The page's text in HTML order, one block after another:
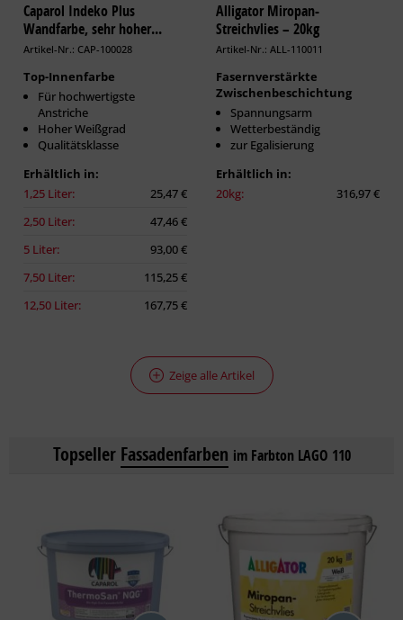
Caparol Indeko Plus
Wandfarbe, sehr hoher...
Artikel-Nr.: CAP-100028
Top-Innenfarbe
Für hochwertigste
Anstriche
Hoher Weißgrad
Qualitätsklasse
Erhältlich in:
1,25 Liter:
25,47 €
2,50 Liter:
47,46 €
5 Liter:
93,00 €
7,50 Liter:
115,25 €
12,50 Liter:
167,75 €
Alligator Miropan-
Streichvlies – 20kg
Artikel-Nr.: ALL-110011
Fasernverstärkte
Zwischenbeschichtung
Spannungsarm
Wetterbeständig
zur Egalisierung
Erhältlich in:
20kg:
316,97 €
Zeige alle Artikel
Topseller Fassadenfarben im Farbton LAGO 110